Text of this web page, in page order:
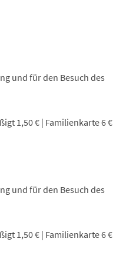
und für den Besuch des
1,50 € | Familienkarte 6 €
und für den Besuch des
1,50 € | Familienkarte 6 €